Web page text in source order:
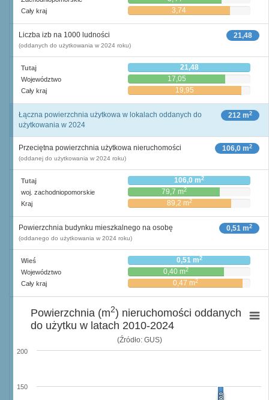
Cały kraj 3,74
21,48
Liczba izb na 1000 ludności
(oddanych do użytkowania w 2024 roku)
Tutaj 21,48
Województwo 17,05
Cały kraj 19,95
212 m2
Łączna powierzchnia użytkowa w lokalach oddanych do
użytkowania w 2024
106,0 m2
Przeciętna powierzchnia użytkowa nieruchomości
(oddanej do użytkowania w 2024 roku)
Tutaj 106,0 m2
woj. zachodniopomorskie 79,7 m2
Kraj 89,2 m2
0,51 m2
Powierzchnia budynku mieszkalnego na osobę
(oddanego do użytkowania w 2024 roku)
Wieś 0,51 m2
Województwo 0,40 m2
Cały kraj 0,47 m2
(Źródło: GUS)
150,0
150
200
Powierzchnia (m2) nieruchomości oddanych
do użytku w latach 2010-2024